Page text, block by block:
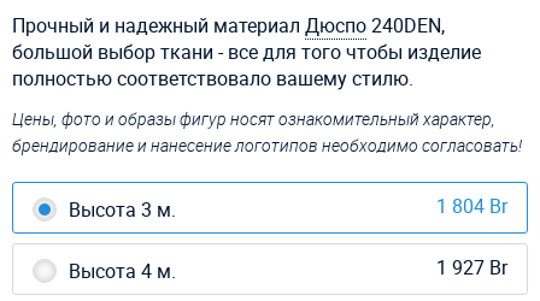
Прочный и надежный материал Дюспо240DEN,
большой выбор ткани - все для того чтобы изделие
полностью соответствовало вашему стилю.
Цены, фото и образы фигур носят ознакомительный характер,
брендирование и нанесение логотипов необходимо согласовать!
Высота 3 м. 1 804 Br
Высота 4 м. 1 927 Br